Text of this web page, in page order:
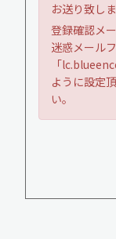
お送り致しま
登録確認メ
迷惑メール
「
ように設定
い。